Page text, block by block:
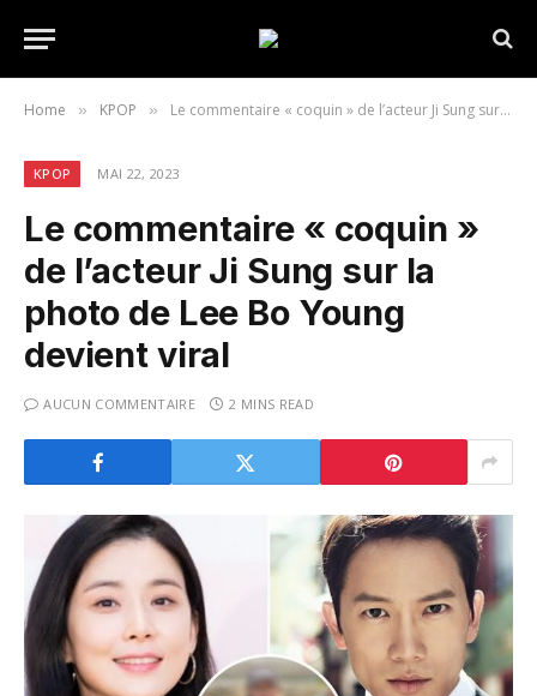
Home » KPOP » Le commentaire « coquin » de l’acteur Ji Sung sur la photo de Lee Bo Young devient viral
KPOP MAI 22, 2023
Le commentaire « coquin »
de l’acteur Ji Sung sur la
photo de Lee Bo Young
devient viral
AUCUN COMMENTAIRE 2 MINS READ